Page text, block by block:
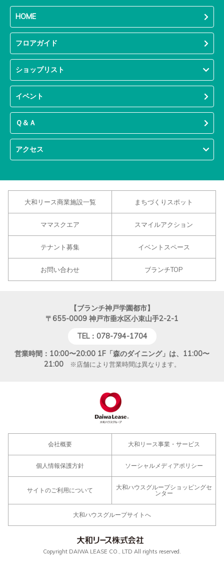
HOME
フロアガイド
ショップリスト
イベント
Ｑ＆Ａ
アクセス
大和リース商業施設一覧 まちづくりスポット
ママスクエア スマイルアクション
テナント募集 イベントスペース
お問い合わせ ブランチTOP
【ブランチ神戸学園都市】
〒655-0009 神戸市垂水区小束山手2-2-1
TEL：078-794-1704
営業時間：10:00〜20:00 1F「森のダイニング」は、11:00〜
21:00※店舗により営業時間は異なります。
会社概要 大和リース事業・サービス
個人情報保護方針 ソーシャルメディアポリシー
サイトのご利用について
大和ハウスグループショッピングセ
ンター
大和ハウスグループサイトへ
Copyright DAIWA LEASE CO., LTD All rights reserved.